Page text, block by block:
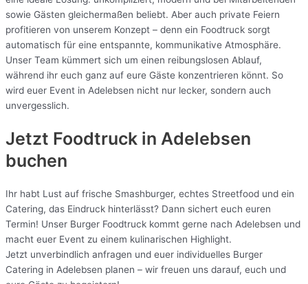
sowie Gästen gleichermaßen beliebt. Aber auch private Feiern
profitieren von unserem Konzept – denn ein Foodtruck sorgt
automatisch für eine entspannte, kommunikative Atmosphäre.
Unser Team kümmert sich um einen reibungslosen Ablauf,
während ihr euch ganz auf eure Gäste konzentrieren könnt. So
wird euer Event in Adelebsen nicht nur lecker, sondern auch
unvergesslich.
Jetzt Foodtruck in Adelebsen
buchen
Ihr habt Lust auf frische Smashburger, echtes Streetfood und ein
Catering, das Eindruck hinterlässt? Dann sichert euch euren
Termin! Unser Burger Foodtruck kommt gerne nach Adelebsen und
macht euer Event zu einem kulinarischen Highlight.
Jetzt unverbindlich anfragen und euer individuelles Burger
Catering in Adelebsen planen – wir freuen uns darauf, euch und